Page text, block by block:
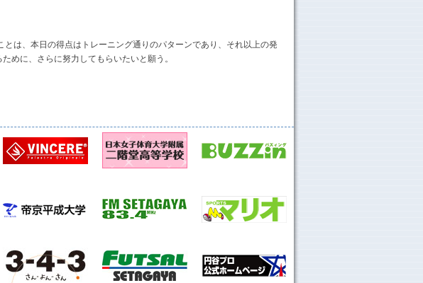
は、本日の得点はトレーニング通りのパターンであり、それ以上の発
めに、さらに努力してもらいたいと願う。